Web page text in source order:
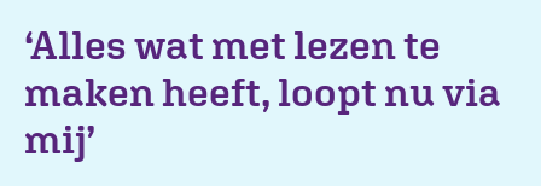
‘Alles wat met lezen te
maken heeft, loopt nu via
mij’